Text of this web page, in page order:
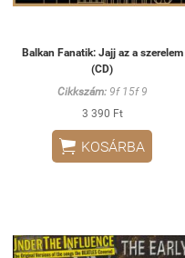
Balkan Fanatik: Jajj az a szerelem
(CD)
Cikkszám:9f 15f 9
3 390 Ft
 KOSÁRBA